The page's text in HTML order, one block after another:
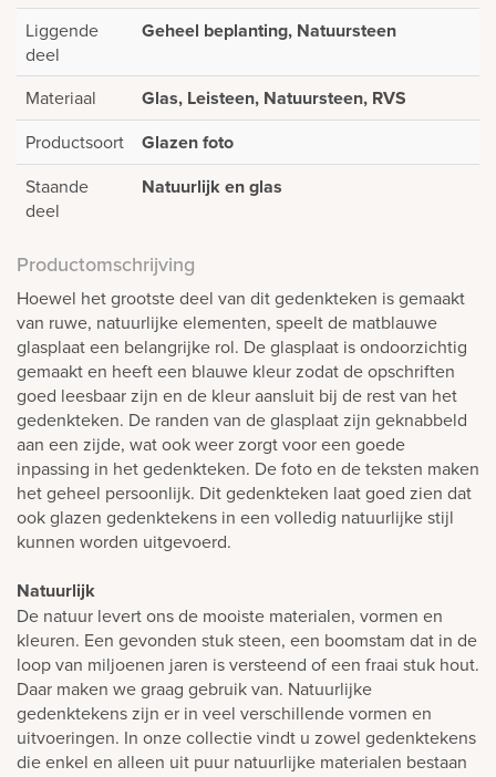
Liggende
deel
Geheel beplanting, Natuursteen
Materiaal Glas, Leisteen, Natuursteen, RVS
Productsoort Glazen foto
Staande
deel
Natuurlijk en glas
Productomschrijving
Hoewel het grootste deel van dit gedenkteken is gemaakt
van ruwe, natuurlijke elementen, speelt de matblauwe
glasplaat een belangrijke rol. De glasplaat is ondoorzichtig
gemaakt en heeft een blauwe kleur zodat de opschriften
goed leesbaar zijn en de kleur aansluit bij de rest van het
gedenkteken. De randen van de glasplaat zijn geknabbeld
aan een zijde, wat ook weer zorgt voor een goede
inpassing in het gedenkteken. De foto en de teksten maken
het geheel persoonlijk. Dit gedenkteken laat goed zien dat
ook glazen gedenktekens in een volledig natuurlijke stijl
kunnen worden uitgevoerd.
Natuurlijk
De natuur levert ons de mooiste materialen, vormen en
kleuren. Een gevonden stuk steen, een boomstam dat in de
loop van miljoenen jaren is versteend of een fraai stuk hout.
Daar maken we graag gebruik van. Natuurlijke
gedenktekens zijn er in veel verschillende vormen en
uitvoeringen. In onze collectie vindt u zowel gedenktekens
die enkel en alleen uit puur natuurlijke materialen bestaan